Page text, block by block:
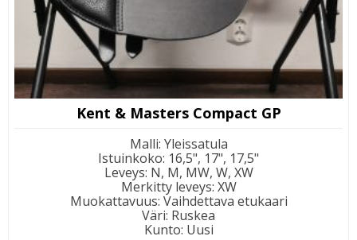
Kent & Masters Compact GP
Malli: Yleissatula
Istuinkoko: 16,5", 17", 17,5"
Leveys: N, M, MW, W, XW
Merkitty leveys: XW
Muokattavuus: Vaihdettava etukaari
Väri: Ruskea
Kunto: Uusi